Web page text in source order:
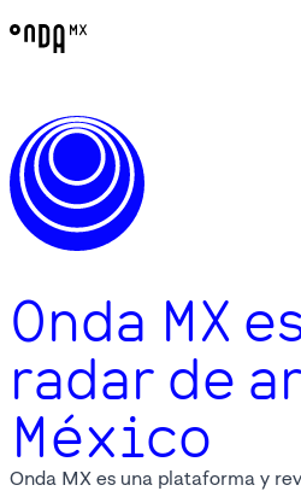
Onda MX
radar de
México
Onda MX es una plataforma y